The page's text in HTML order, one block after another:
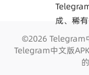
成、稀
©2026 Telegram
Telegram中文版